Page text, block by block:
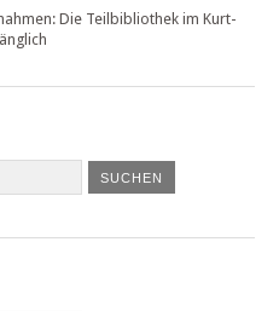
Die Teilbibliothek im Kurt-